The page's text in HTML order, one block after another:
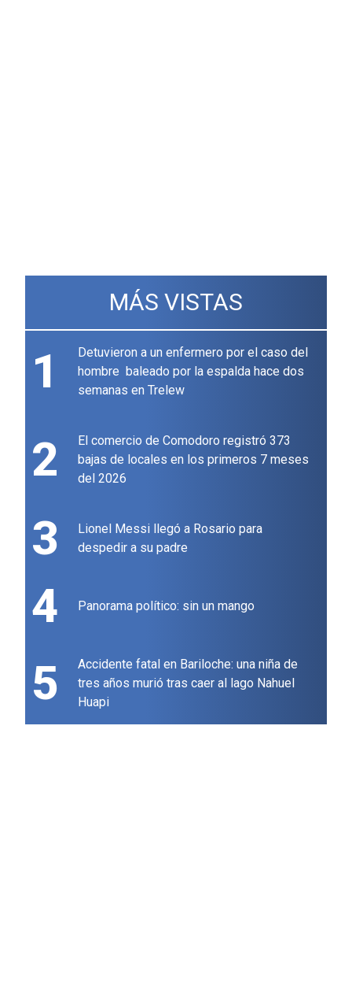
MÁS VISTAS
1
Detuvieron a un enfermero por el caso del
hombre baleado por la espalda hace dos
semanas en Trelew
2
El comercio de Comodoro registró 373
bajas de locales en los primeros 7 meses
del 2026
3
Lionel Messi llegó a Rosario para
despedir a su padre
4 Panorama político: sin un mango
5
Accidente fatal en Bariloche: una niña de
tres años murió tras caer al lago Nahuel
Huapi